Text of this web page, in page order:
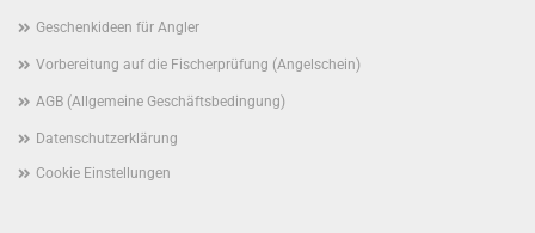
Geschenkideen für Angler
Vorbereitung auf die Fischerprüfung (Angelschein)
AGB (Allgemeine Geschäftsbedingung)
Datenschutzerklärung
Cookie Einstellungen